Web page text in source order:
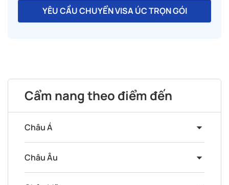
YÊU CẦU CHUYỂN VISA ÚC TRỌN GÓI
Cẩm nang theo điểm đến
Châu Á
Châu Âu